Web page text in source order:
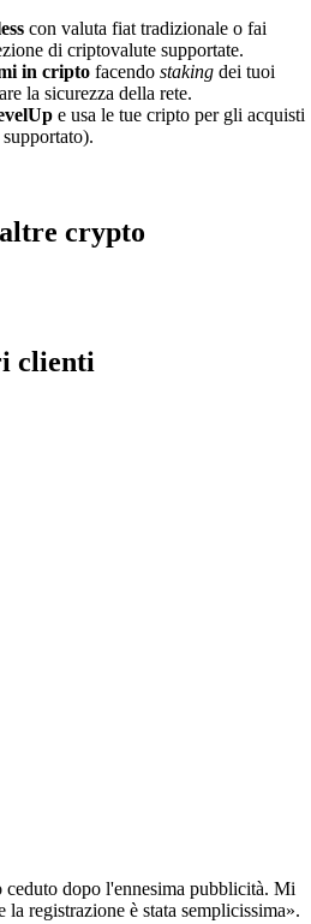
con valuta fiat tradizionale o fai
di criptovalute supportate.
in cripto facendo staking dei tuoi
la sicurezza della rete.
e usa le tue cripto per gli acquisti
crypto
clienti
dopo l'ennesima pubblicità. Mi
registrazione è stata semplicissima».